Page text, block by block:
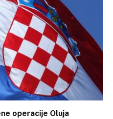
operacije Oluja